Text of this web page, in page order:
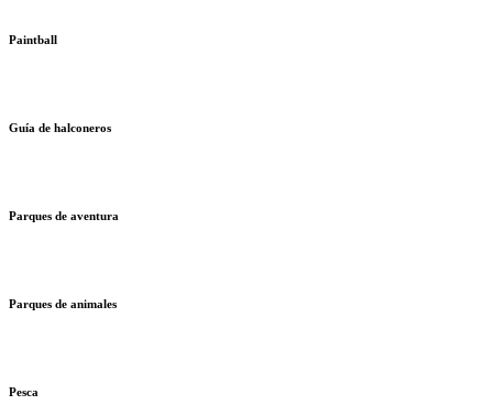
Paintball
Guía de halconeros
Parques de aventura
Parques de animales
Pesca